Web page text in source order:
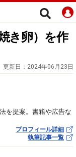
き卵）を作
更新日： 2024年06月23日
を提案。書籍や広告な
プロフィール詳細
執筆記事一覧